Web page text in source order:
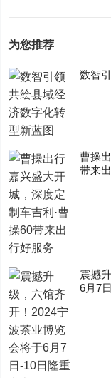
为您推荐
数智
曹操
带来
震撼
6月7